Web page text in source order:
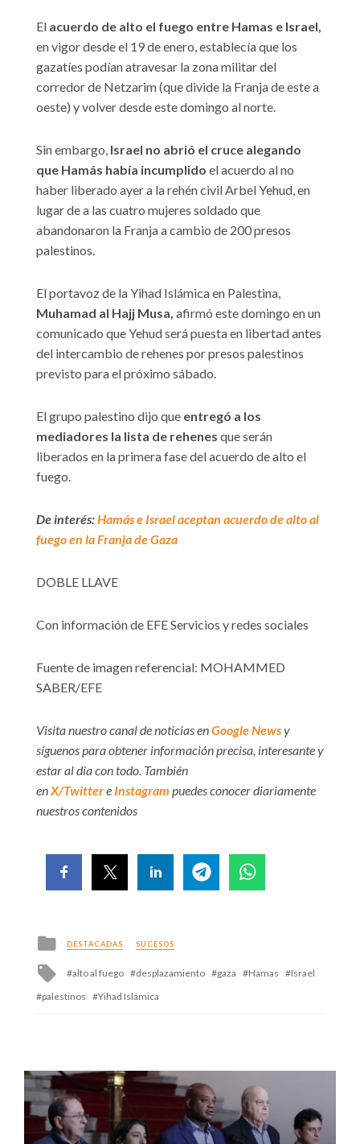
El acuerdo de alto el fuego entre Hamas e Israel,
en vigor desde el 19 de enero, establecía que los
gazatíes podían atravesar la zona militar del
corredor de Netzarim (que divide la Franja de este a
oeste) y volver desde este domingo al norte.
Sin embargo, Israel no abrió el cruce alegando
que Hamás había incumplido el acuerdo al no
haber liberado ayer a la rehén civil Arbel Yehud, en
lugar de a las cuatro mujeres soldado que
abandonaron la Franja a cambio de 200 presos
palestinos.
El portavoz de la Yihad Islámica en Palestina,
Muhamad al Hajj Musa, afirmó este domingo en un
comunicado que Yehud será puesta en libertad antes
del intercambio de rehenes por presos palestinos
previsto para el próximo sábado.
El grupo palestino dijo que entregó a los
mediadores la lista de rehenes que serán
liberados en la primera fase del acuerdo de alto el
fuego.
De interés:Hamás e Israel aceptan acuerdo de alto al
fuego en la Franja de Gaza
DOBLE LLAVE
Con información de EFE Servicios y redes sociales
Fuente de imagen referencial: MOHAMMED
SABER/EFE
Visita nuestro canal de noticias enGoogle Newsy
síguenos para obtener información precisa, interesante y
estar al día con todo. También
enX/Twittere Instagram puedes conocer diariamente
nuestros contenidos
Posted
in
DESTACADAS SUCESOS
Tagged
alto al fuego desplazamiento gaza Hamas
Israel
palestinos
Yihad Islámica